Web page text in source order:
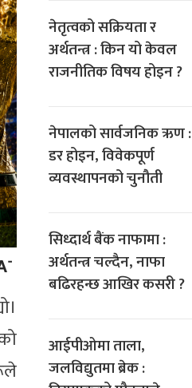
नेतृत्वको सक्रियता र
अर्थतन्त्र : किन यो केवल
राजनीतिक विषय होइन ?
नेपालको सार्वजनिक ऋण :
डर होइन, विवेकपूर्ण
व्यवस्थापनको चुनौती
सिध्दार्थ बैंक नाफामा :
अर्थतन्त्र चल्दैन, नाफा
बढिरहन्छ आखिर कसरी ?
आईपीओमा ताला,
जलविद्युतमा ब्रेक :